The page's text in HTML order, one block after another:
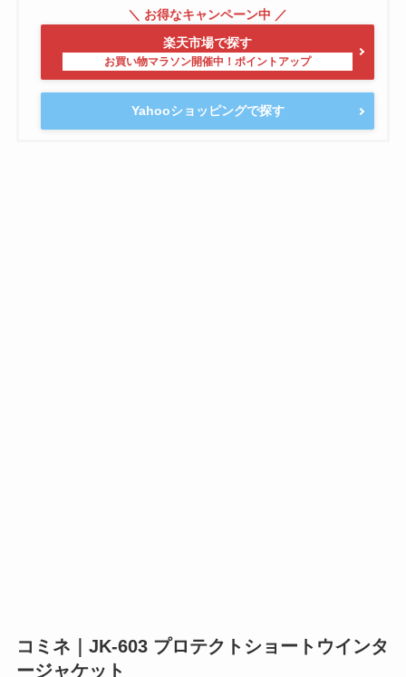
楽天市場で探す
Yahooショッピングで探す
コミネ｜JK-603 プロテクトショートウインタ
ージャケット